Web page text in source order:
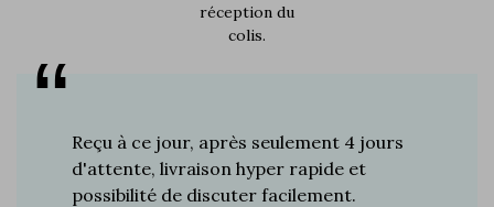
réception du
colis.
Reçu à ce jour, après seulement 4 jours
d'attente, livraison hyper rapide et
possibilité de discuter facilement.